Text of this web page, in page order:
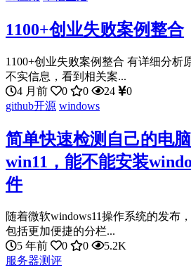
1100+创业失败案例整合
1100+创业失败案例整合 有详细分析
不实信息，看到相关案...
4 月前
0 0 24
0
github开源 windows
简单快速检测自己的电
win11，能不能安装
件
随着微软windows11操作系统的发布
包括更加便捷的分栏...
5 年前
0 0
5.2K
服务器测评